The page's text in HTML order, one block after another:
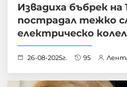
Извадиха бъбрек на
пострадал тежко
електрическо
26-08-2025г. 95